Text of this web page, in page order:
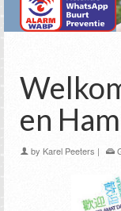
en Ham
by Karel Peeters |